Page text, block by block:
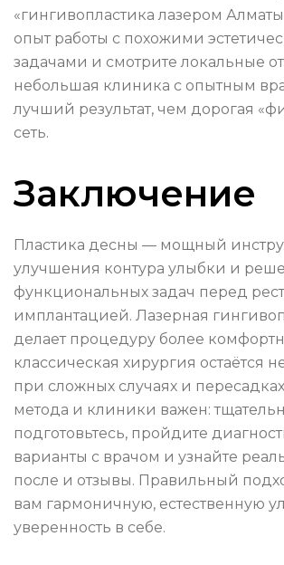
«гингивопластика лазером
опыт работы с похожими
задачами и смотрите локальные
небольшая клиника с опытным
лучший результат, чем дорогая
сеть.
Заключение
Пластика десны — мощный
улучшения контура улыбки и
функциональных задач перед
имплантацией. Лазерная
делает процедуру более
классическая хирургия остаётся
при сложных случаях и
метода и клиники важен:
подготовьтесь, пройдите
варианты с врачом и узнайте
после и отзывы. Правильный
вам гармоничную, естественную
уверенность в себе.